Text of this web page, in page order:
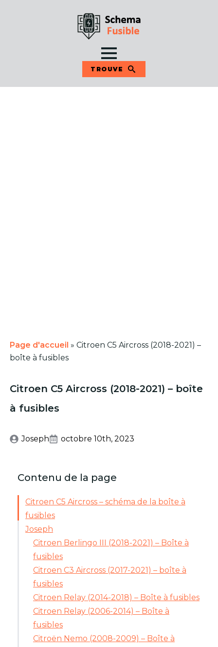
TROUVE
Page d'accueil » Citroen C5 Aircross (2018-2021) –
boîte à fusibles
Citroen C5 Aircross (2018-2021) – boîte
à fusibles
Joseph octobre 10th, 2023
Contenu de la page
Citroen C5 Aircross – schéma de la boîte à
fusibles
Joseph
Citroen Berlingo III (2018-2021) – Boîte à
fusibles
Citroen C3 Aircross (2017-2021) – boîte à
fusibles
Citroen Relay (2014-2018) – Boîte à fusibles
Citroen Relay (2006-2014) – Boîte à
fusibles
Citroën Nemo (2008-2009) – Boîte à